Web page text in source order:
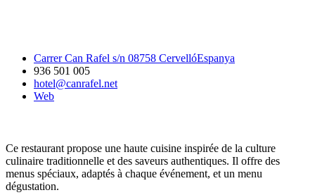
Carrer Can Rafel s/n 08758 CervellóEspanya
936 501 005
hotel@canrafel.net
Web
Ce restaurant propose une haute cuisine inspirée de la culture
culinaire traditionnelle et des saveurs authentiques. Il offre des
menus spéciaux, adaptés à chaque événement, et un menu
dégustation.